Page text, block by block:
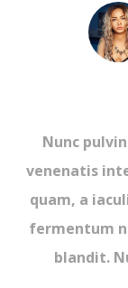
Nunc
venenatis
quam, a
fermentum
blandit.